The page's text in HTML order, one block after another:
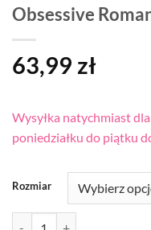
Obsessive
63,99 zł
Wysyłka natychmiast
poniedziałku do piątku
Rozmiar